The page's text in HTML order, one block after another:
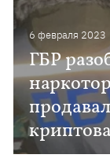
6 февраля 2023
ГБР